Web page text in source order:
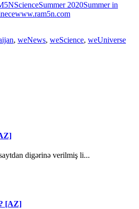
ScienceSummer 2020Summer in
www.ram5n.com
, weNews, weScience, weUniverse
digərinə verilmiş li...
[AZ]